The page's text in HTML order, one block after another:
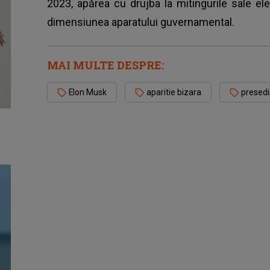
2023, apărea cu drujba la mitingurile sale
dimensiunea aparatului guvernamental.
MAI MULTE DESPRE:
Elon Musk aparitie bizara